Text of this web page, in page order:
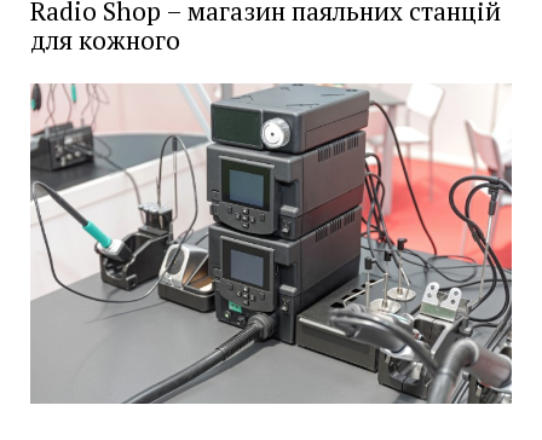
Radio Shop – магазин паяльних станцій
для кожного